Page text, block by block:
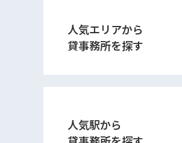
人気エリアから
貸事務所を探す
人気駅から